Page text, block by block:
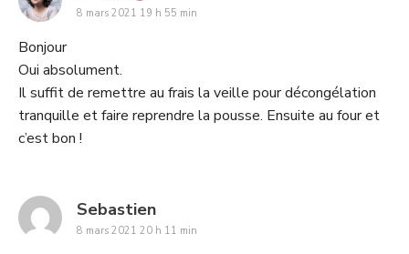
8 mars 2021 19 h 55 min
Bonjour
Oui absolument.
Il suffit de remettre au frais la veille pour décongélation
tranquille et faire reprendre la pousse. Ensuite au four et
c’est bon !
Sebastiensays:
8 mars 2021 20 h 11 min